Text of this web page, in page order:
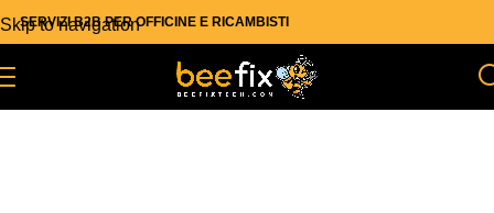
Skip to navigation
SERVIZI B2B PER OFFICINE E RICAMBISTI